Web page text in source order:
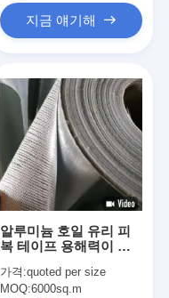
지금 얘기해
알루미늄 호일 유리 피
복 테이프 용해력이 있
진 간격 170 미크론
가격:quoted per size
MOQ:6000sq.m